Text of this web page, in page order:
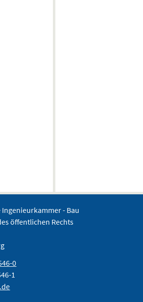
- Bau
öffentlichen Rechts
0
1